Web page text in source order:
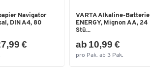
Navigator
DIN A4, 80
€
VARTA Alkaline-
ENERGY, Mignon AA, 24
Stü...
ab 10,99 €
pro Pak. ab 3 Pak.